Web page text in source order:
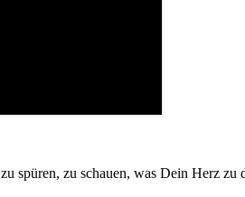
zu schauen, was Dein Herz zu